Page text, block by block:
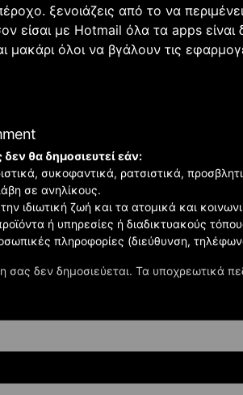
ξενοιάζεις από το να
είσαι με Hotmail όλα τα apps είναι
μακάρι όλοι να βγάλουν τις
σας δεν δημοσιεύεται. Τα υποχρεωτικά
θα δημοσιευτεί εάν:
συκοφαντικά, ρατσιστικά,
σε ανηλίκους.
ιδιωτική ζωή και τα ατομικά και
ή υπηρεσίες ή διαδικτυακούς
πληροφορίες (διεύθυνση,